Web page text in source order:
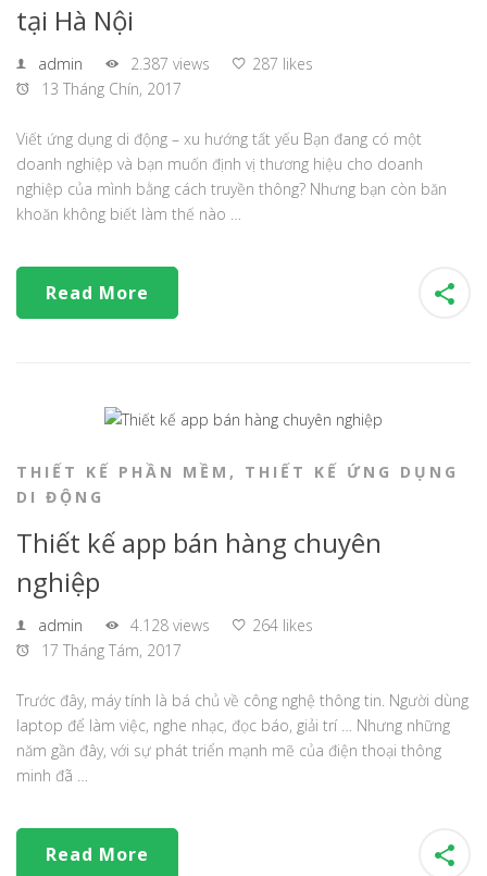
tại Hà Nội
admin 2.387 views
287 likes
13 Tháng Chín, 2017
Viết ứng dụng di động – xu hướng tất yếu Bạn đang có một
doanh nghiệp và bạn muốn định vị thương hiệu cho doanh
nghiệp của mình bằng cách truyền thông? Nhưng bạn còn băn
khoăn không biết làm thế nào …
Read More
THIẾT KẾ PHẦN MỀM , THIẾT KẾ ỨNG DỤNG
DI ĐỘNG
Thiết kế app bán hàng chuyên
nghiệp
admin 4.128 views
264 likes
17 Tháng Tám, 2017
Trước đây, máy tính là bá chủ về công nghệ thông tin. Người dùng
laptop để làm việc, nghe nhạc, đọc báo, giải trí … Nhưng những
năm gần đây, với sự phát triển mạnh mẽ của điện thoại thông
minh đã …
Read More